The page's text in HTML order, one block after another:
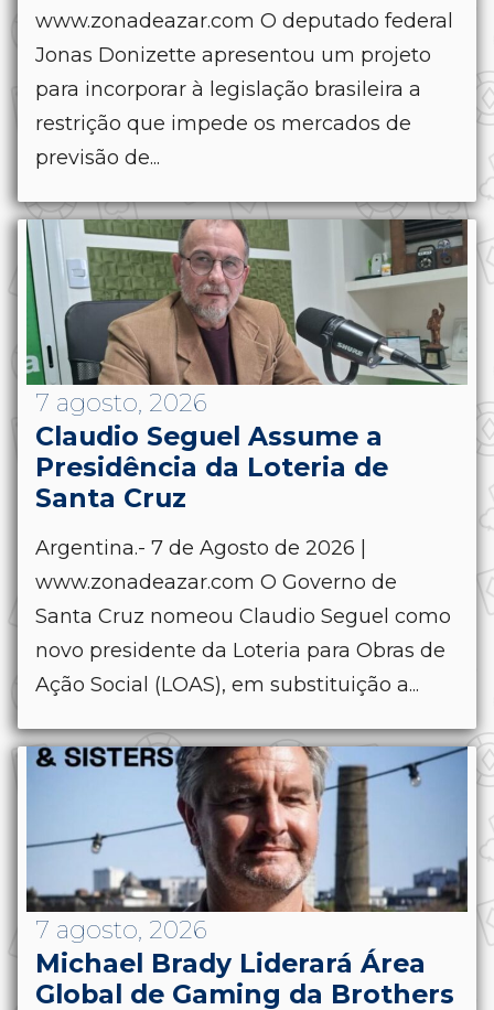
www.zonadeazar.com O deputado federal
Jonas Donizette apresentou um projeto
para incorporar à legislação brasileira a
restrição que impede os mercados de
previsão de...
7 agosto, 2026
Claudio Seguel Assume a
Presidência da Loteria de
Santa Cruz
Argentina.- 7 de Agosto de 2026 |
www.zonadeazar.com O Governo de
Santa Cruz nomeou Claudio Seguel como
novo presidente da Loteria para Obras de
Ação Social (LOAS), em substituição a...
7 agosto, 2026
Michael Brady Liderará Área
Global de Gaming da Brothers